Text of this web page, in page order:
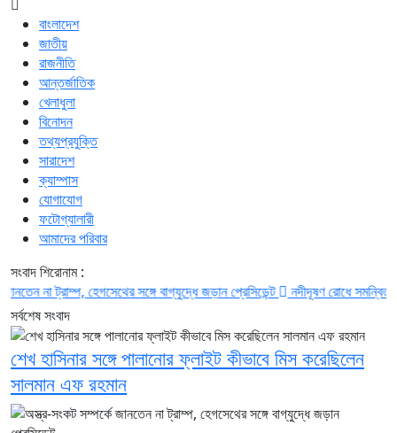
বাংলাদেশ
জাতীয়
রাজনীতি
আন্তর্জাতিক
খেলাধুলা
বিনোদন
তথ্যপ্রযুক্তি
সারাদেশ
ক্যাম্পাস
যোগাযোগ
ফটোগ্যালারী
আমাদের পরিবার
সংবাদ শিরোনাম :
ট্রাম্প, হেগসেথের সঙ্গে বাগ্‌যুদ্ধে জড়ান প্রেসিডেন্ট নদীদূষণ রোধে সমন্বিত পদক্ষেপ
সর্বশেষ সংবাদ
শেখ হাসিনার সঙ্গে পালানোর ফ্লাইট কীভাবে মিস করেছিলেন
সালমান এফ রহমান